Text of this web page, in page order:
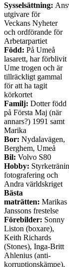
Sysselsättning:
utgivare för
Veckans Nyheter
och ordförande för
Arbetarpartiet
Född: På Umeå
lasarett, har förblivit
Ume trogen och är
tillräckligt gammal
för att ha tagit
körkortet
Familj: Dotter född
på Första Maj (när
annars?) 1991 samt
Marika
Bor: Nydalavägen,
Berghem, Umeå
Bil: Volvo S80
Hobby:
fotografering och
Andra världskriget
Bästa
maträtten: Marikas
Janssons frestelse
Förebilder: Sonny
Liston (boxare),
Keith Richards
(Stones), Inga-Britt
Ahlenius (anti-
korruptionskämpe),